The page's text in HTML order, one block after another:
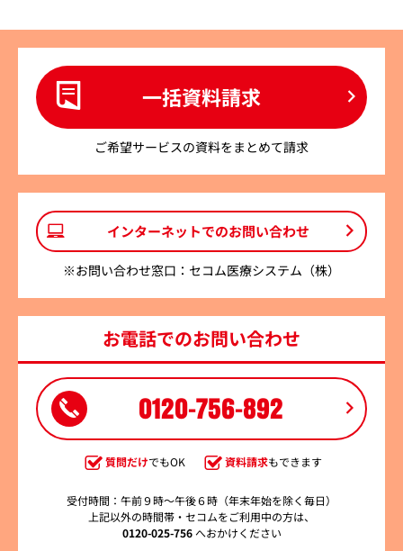
一括資料請求
ご希望サービスの資料をまとめて請求
インターネットでのお問い合わせ
※お問い合わせ窓口：セコム医療システム（株）
お電話でのお問い合わせ
0120-756-892
質問だけでもOK 資料請求もできます
受付時間：午前９時～午後６時（年末年始を除く毎日）
上記以外の時間帯・セコムをご利用中の方は、
0120-025-756へおかけください